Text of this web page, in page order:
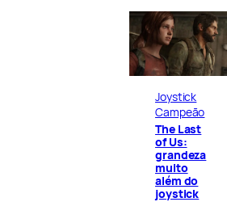
Joystick
Campeão
The Last
of Us:
grandeza
muito
além do
joystick